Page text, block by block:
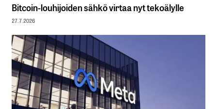
Bitcoin-louhijoiden sähkö virtaa nyt tekoälylle
27.7.2026